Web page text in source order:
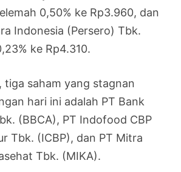
0,50% ke Rp3.960, dan
Indonesia (Persero) Tbk.
ke Rp4.310.
tiga saham yang stagnan
hari ini adalah PT Bank
(BBCA), PT Indofood CBP
Tbk. (ICBP), dan PT Mitra
Tbk. (MIKA).